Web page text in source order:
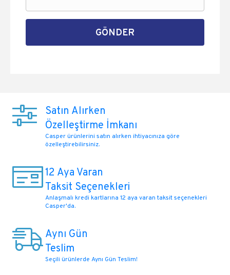
GÖNDER
Satın Alırken
Özelleştirme İmkanı
Casper ürünlerini satın alırken ihtiyacınıza göre
özelleştirebilirsiniz.
12 Aya Varan
Taksit Seçenekleri
Anlaşmalı kredi kartlarına 12 aya varan taksit seçenekleri
Casper'da.
Aynı Gün
Teslim
Seçili ürünlerde Aynı Gün Teslim!